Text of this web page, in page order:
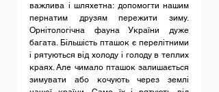
важлива і шляхетна: допомогти нашим
пернатим друзям пережити зиму.
Орнітологічна фауна України дуже
багата. Більшість пташок є перелітними
і рятуються від холоду і голоду в теплих
краях. Але чимало пташок залишається
зимувати або кочують через землі